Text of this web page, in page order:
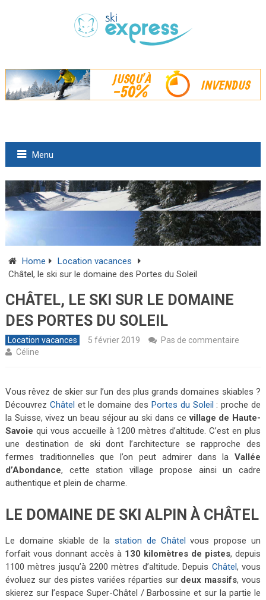
Menu
Home
Location vacances
Châtel, le ski sur le domaine des Portes du Soleil
CHÂTEL, LE SKI SUR LE DOMAINE
DES PORTES DU SOLEIL
Location vacances 5 février 2019
Pas de commentaire
Céline
Vous rêvez de skier sur l’un des plus grands domaines skiables ?
Découvrez Châtel et le domaine des Portes du Soleil: proche de
la Suisse, vivez un beau séjour au ski dans cevillage de Haute-
Savoie qui vous accueille à 1200 mètres d’altitude. C’est en plus
une destination de ski dont l’architecture se rapproche des
fermes traditionnelles que l’on peut admirer dans laVallée
d’Abondance, cette station village propose ainsi un cadre
authentique et plein de charme.
LE DOMAINE DE SKI ALPIN À CHÂTEL
Le domaine skiable de la station de Châtelvous propose un
forfait vous donnant accès à 130 kilomètres de pistes, depuis
1100 mètres jusqu’à 2200 mètres d’altitude. Depuis Châtel, vous
évoluez sur des pistes variées réparties sur deux massifs, vous
skierez sur l’espace Super-Châtel / Barbossine et sur la partie le